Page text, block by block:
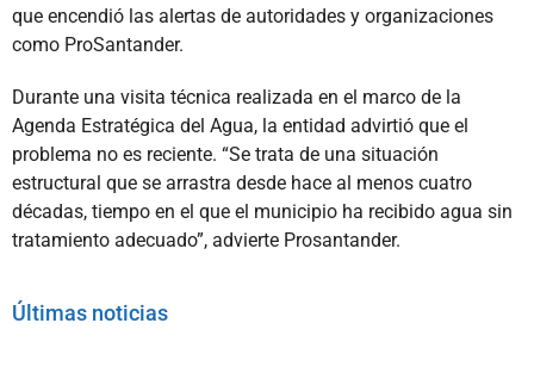
que encendió las alertas de autoridades y organizaciones
como ProSantander.
Durante una visita técnica realizada en el marco de la
Agenda Estratégica del Agua, la entidad advirtió que el
problema no es reciente. “Se trata de una situación
estructural que se arrastra desde hace al menos cuatro
décadas, tiempo en el que el municipio ha recibido agua sin
tratamiento adecuado”, advierte Prosantander.
Últimas noticias